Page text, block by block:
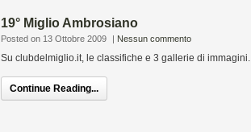
19° Miglio Ambrosiano
Posted on 13 Ottobre 2009 | Nessun commento
Su clubdelmiglio.it, le classifiche e 3 gallerie di immagini.
Continue Reading...